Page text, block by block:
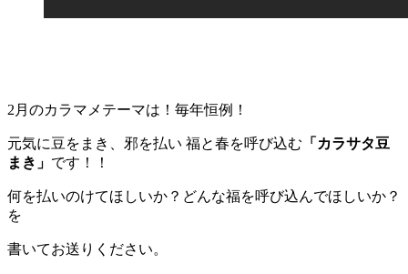
2月のカラマメテーマは！毎年恒例！
元気に豆をまき、邪を払い 福と春を呼び込む 「カラサタ豆
まき」 です！！
何を払いのけてほしいか？どんな福を呼び込んでほしいか？
を
書いてお送りください。